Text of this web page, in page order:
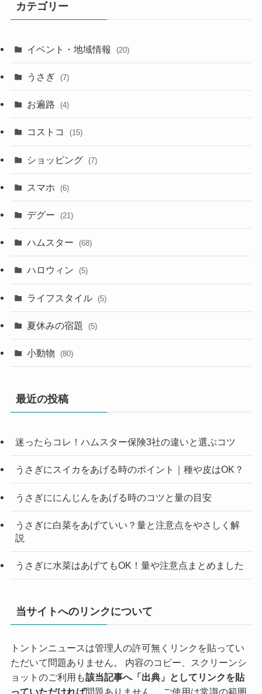
カテゴリー
イベント・地域情報 (20)
うさぎ (7)
お遍路 (4)
コストコ (15)
ショッピング (7)
スマホ (6)
デグー (21)
ハムスター (68)
ハロウィン (5)
ライフスタイル (5)
夏休みの宿題 (5)
小動物 (80)
最近の投稿
迷ったらコレ！ハムスター保険3社の違いと選ぶコツ
うさぎにスイカをあげる時のポイント｜種や皮はOK？
うさぎににんじんをあげる時のコツと量の目安
うさぎに白菜をあげていい？量と注意点をやさしく解
説
うさぎに水菜はあげてもOK！量や注意点まとめました
当サイトへのリンクについて
トントンニュースは管理人の許可無くリンクを貼ってい
ただいて問題ありません。 内容のコピー、スクリーンシ
ョットのご利用も該当記事へ「出典」としてリンクを貼
っていただければ問題ありません。 ご使用は常識の範囲